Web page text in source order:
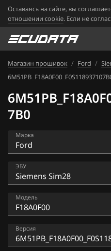
Оставаясь на сайте, вы
отношении cookie. Если не
Магазин прошивок / Ford /
7B0
Марка
Acura
Alfa Romeo
ATLAS
BAIC
ЭБУ
Bosch EDC17C70
Bosch M17.8.5
Bosch ME9.0(C)
Модель
F18A0B10
F18A0F00
Версия